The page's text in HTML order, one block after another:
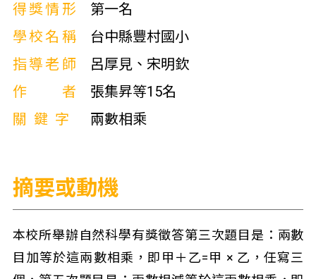
得獎情形
第一名
學校名稱
台中縣豐村國小
指導老師
呂厚見、宋明欽
作者
張集昇等15名
關鍵字
兩數相乘
摘要或動機
本校所舉辦自然科學有獎徵答第三次題目是：兩數
目加等於這兩數相乘，即甲＋乙=甲 × 乙，任寫三